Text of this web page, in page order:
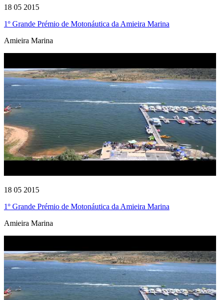
18 05 2015
1º Grande Prémio de Motonáutica da Amieira Marina
Amieira Marina
18 05 2015
1º Grande Prémio de Motonáutica da Amieira Marina
Amieira Marina